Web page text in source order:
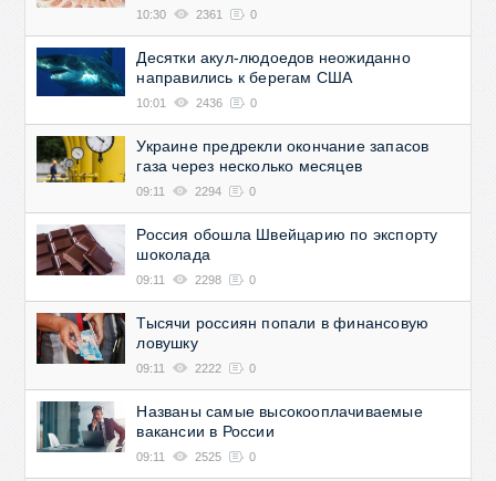
10:30 2361 0
Десятки акул-людоедов неожиданно
направились к берегам США
10:01 2436 0
Украине предрекли окончание запасов
газа через несколько месяцев
09:11 2294 0
Россия обошла Швейцарию по экспорту
шоколада
09:11 2298 0
Тысячи россиян попали в финансовую
ловушку
09:11 2222 0
Названы самые высокооплачиваемые
вакансии в России
09:11 2525 0